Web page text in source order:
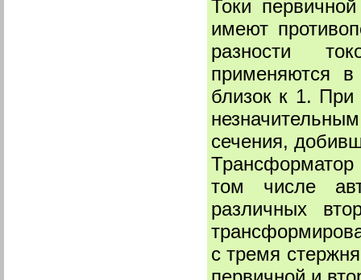
Токи
имеют
разности
применяются
близок к 1.
сечения,
том числе
различных
с тремя